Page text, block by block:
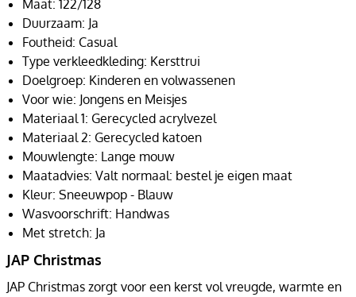
Maat: 122/128
Duurzaam: Ja
Foutheid: Casual
Type verkleedkleding: Kersttrui
Doelgroep: Kinderen en volwassenen
Voor wie: Jongens en Meisjes
Materiaal 1: Gerecycled acrylvezel
Materiaal 2: Gerecycled katoen
Mouwlengte: Lange mouw
Maatadvies: Valt normaal: bestel je eigen maat
Kleur: Sneeuwpop - Blauw
Wasvoorschrift: Handwas
Met stretch: Ja
JAP Christmas
JAP Christmas zorgt voor een kerst vol vreugde, warmte en